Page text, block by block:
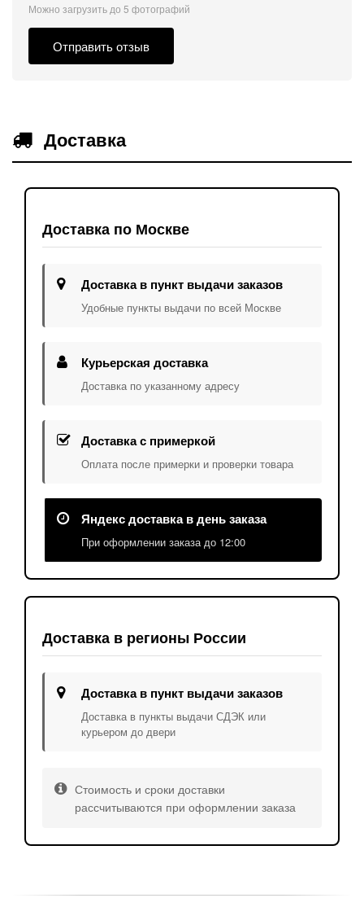
Можно загрузить до 5 фотографий
Отправить отзыв
Доставка
Доставка по Москве
Доставка в пункт выдачи заказов
Удобные пункты выдачи по всей Москве
Курьерская доставка
Доставка по указанному адресу
Доставка с примеркой
Оплата после примерки и проверки товара
Яндекс доставка в день заказа
При оформлении заказа до 12:00
Доставка в регионы России
Доставка в пункт выдачи заказов
Доставка в пункты выдачи СДЭК или
курьером до двери
Стоимость и сроки доставки
рассчитываются при оформлении заказа